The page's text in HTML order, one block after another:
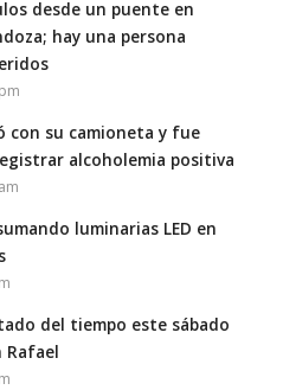
desde un puente en
hay una persona
con su camioneta y fue
alcoholemia positiva
luminarias LED en
del tiempo este sábado
Rafael